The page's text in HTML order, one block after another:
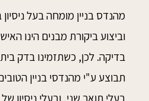
מהנדס בניין מומחה בעל ניסיון
וביצוע ביקורת מבנים הינו
בדיקה. לכן, כשתזמינו בדק
תבוצע ע"י מהנדסי בניין
בעלי תואר שני, ובעלי ניסיון